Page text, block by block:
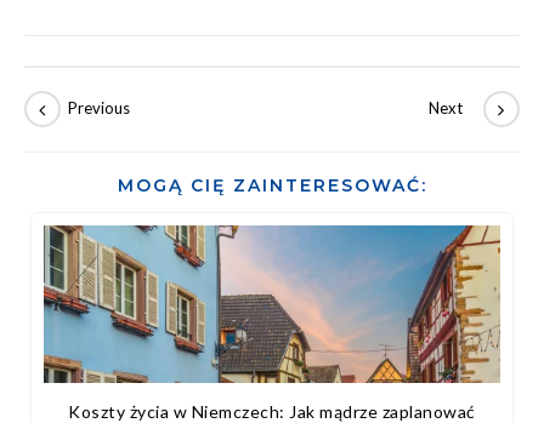
MOGĄ CIĘ ZAINTERESOWAĆ:
Koszty życia w Niemczech: Jak mądrze zaplanować